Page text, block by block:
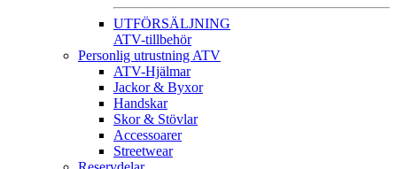
UTFÖRSÄLJNING
ATV-tillbehör
Personlig utrustning ATV
ATV-Hjälmar
Jackor & Byxor
Handskar
Skor & Stövlar
Accessoarer
Streetwear